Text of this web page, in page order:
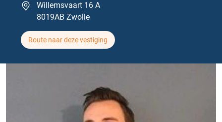
Willemsvaart 16 A
8019AB Zwolle
Route naar deze vestiging